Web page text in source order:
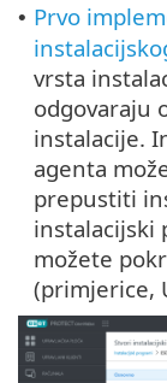
• Prvo
vrsta
odgovaraju
instalacije.
agenta
prepustiti
instalacijski
možete
(primjerice,